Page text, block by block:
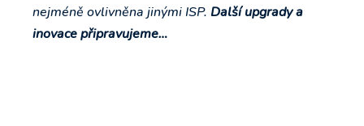
nejméně ovlivněna jinými ISP. Další upgrady a
inovace připravujeme…